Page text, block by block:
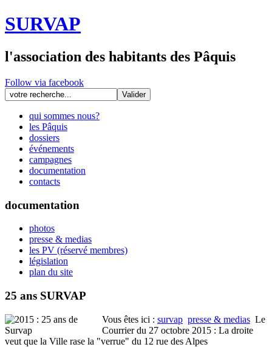
SURVAP
l'association des habitants des Pâquis
Follow via facebook
qui sommes nous?
les Pâquis
dossiers
événements
campagnes
documentation
contacts
documentation
photos
presse & medias
les PV (réservé membres)
législation
plan du site
25 ans SURVAP
Vous êtes ici : survap presse & medias Le
Courrier du 27 octobre 2015 : La droite
veut que la Ville rase la "verrue" du 12 rue des Alpes